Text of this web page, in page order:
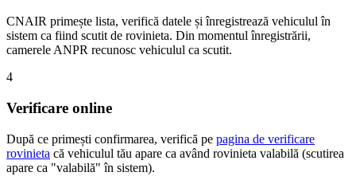
CNAIR primește lista, verifică datele și înregistrează vehiculul în
sistem ca fiind scutit de rovinieta. Din momentul înregistrării,
camerele ANPR recunosc vehiculul ca scutit.
4
Verificare online
După ce primești confirmarea, verifică pe pagina de verificare
rovinieta că vehiculul tău apare ca având rovinieta valabilă (scutirea
apare ca "valabilă" în sistem).